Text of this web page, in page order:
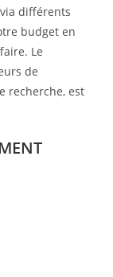
différents
budget en
Le
de
recherche, est